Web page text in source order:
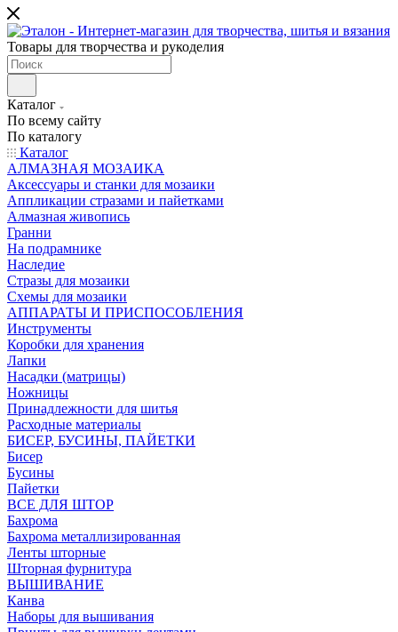
Товары для творчества и рукоделия
Каталог
По всему сайту
По каталогу
Каталог
АЛМАЗНАЯ МОЗАИКА
Аксессуары и станки для мозаики
Аппликации стразами и пайетками
Алмазная живопись
Гранни
На подрамнике
Наследие
Стразы для мозаики
Схемы для мозаики
АППАРАТЫ И ПРИСПОСОБЛЕНИЯ
Инструменты
Коробки для хранения
Лапки
Насадки (матрицы)
Ножницы
Принадлежности для шитья
Расходные материалы
БИСЕР, БУСИНЫ, ПАЙЕТКИ
Бисер
Бусины
Пайетки
ВСЕ ДЛЯ ШТОР
Бахрома
Бахрома металлизированная
Ленты шторные
Шторная фурнитура
ВЫШИВАНИЕ
Канва
Наборы для вышивания